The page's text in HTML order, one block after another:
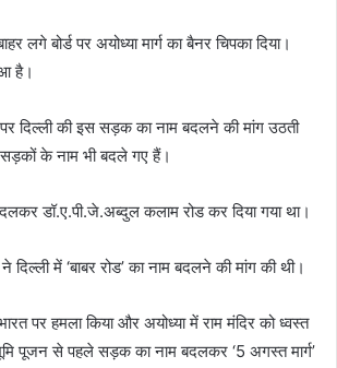
लगे बोर्ड पर अयोध्या मार्ग का बैनर चिपका दिया।
है।
दिल्ली की इस सड़क का नाम बदलने की मांग उठती
के नाम भी बदले गए हैं।
डॉ.ए.पी.जे.अब्दुल कलाम रोड कर दिया गया था।
दिल्ली में ‘बाबर रोड’ का नाम बदलने की मांग की थी।
पर हमला किया और अयोध्या में राम मंदिर को ध्वस्त
पूजन से पहले सड़क का नाम बदलकर ‘5 अगस्त मार्ग’